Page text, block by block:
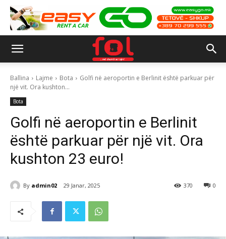
Ballina Lajme Bota
Golfi në aeroportin e Berlinit është parkuar për
një vit. Ora kushton...
Bota
Golfi në aeroportin e Berlinit
është parkuar për një vit. Ora
kushton 23 euro!
By admin02 29 Janar, 2025 0
370